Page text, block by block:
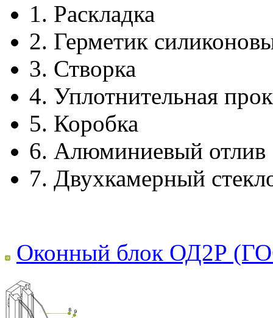
1. Раскладка
2. Герметик
3. Створка
4. Уплотнительная
5. Коробка
6. Алюминиевый отлив
7. Двухкамерный
Оконный блок ОД2Р